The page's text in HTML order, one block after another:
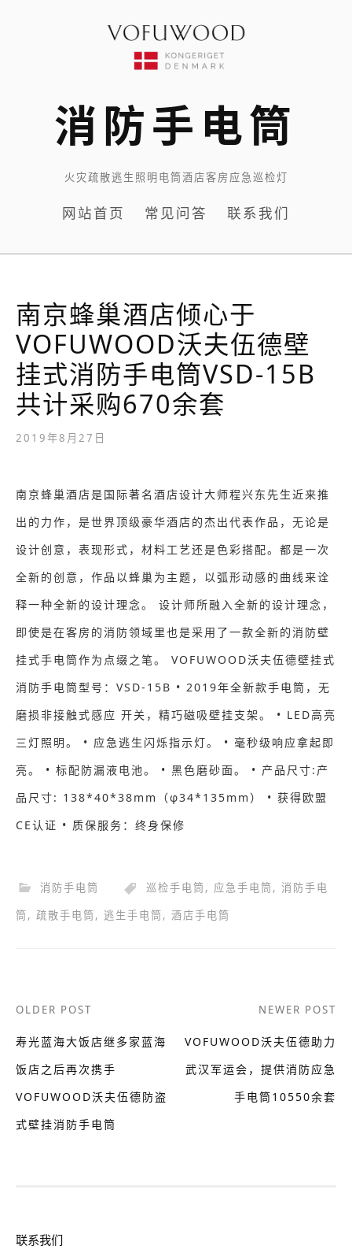
消防手电筒
火灾疏散逃生照明电筒酒店客房应急巡检灯
网站首页 常见问答 联系我们
南京蜂巢酒店倾心于
VOFUWOOD沃夫伍德壁
挂式消防手电筒VSD-15B
共计采购670余套
2019年8月27日
南京蜂巢酒店是国际著名酒店设计大师程兴东先生近来推
出的力作，是世界顶级豪华酒店的杰出代表作品，无论是
设计创意，表现形式，材料工艺还是色彩搭配。都是一次
全新的创意，作品以蜂巢为主题，以弧形动感的曲线来诠
释一种全新的设计理念。 设计师所融入全新的设计理念，
即使是在客房的消防领域里也是采用了一款全新的消防壁
挂式手电筒作为点缀之笔。 VOFUWOOD沃夫伍德壁挂式
消防手电筒型号：VSD-15B • 2019年全新款手电筒，无
磨损非接触式感应 开关，精巧磁吸壁挂支架。 • LED高亮
三灯照明。 • 应急逃生闪烁指示灯。 • 毫秒级响应拿起即
亮。 • 标配防漏液电池。 • 黑色磨砂面。 • 产品尺寸:产
品尺寸: 138*40*38mm（φ34*135mm） • 获得欧盟
CE认证 • 质保服务：终身保修
消防手电筒 巡检手电筒, 应急手电筒, 消防手电
筒, 疏散手电筒, 逃生手电筒, 酒店手电筒
Post
navigation
OLDER POST
寿光蓝海大饭店继多家蓝海
饭店之后再次携手
VOFUWOOD沃夫伍德防盗
式壁挂消防手电筒
NEWER POST
VOFUWOOD沃夫伍德助力
武汉军运会，提供消防应急
手电筒10550余套
联系我们